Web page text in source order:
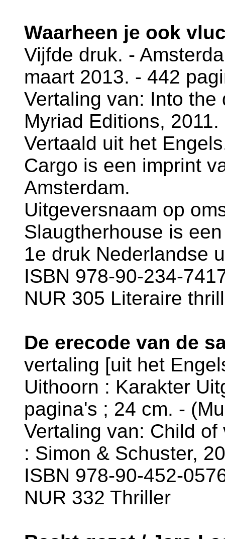
Waarheen je ook
Vijfde druk. -
maart 2013. - 442
Vertaling van: Into
Myriad Editions, 2011.
Vertaald uit het
Cargo is een imprint
Amsterdam.
Uitgeversnaam op
Slaugtherhouse is
1e druk Nederlandse
ISBN 978-90-234-
NUR 305 Literaire
De erecode van de
vertaling [uit het
Uithoorn : Karakter
pagina's ; 24 cm. -
Vertaling van: Child
: Simon & Schuster,
ISBN 978-90-452-
NUR 332 Thriller